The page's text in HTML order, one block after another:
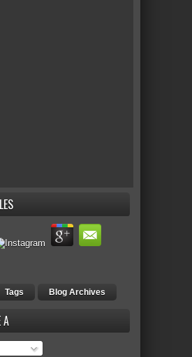
Tags Blog Archives
A